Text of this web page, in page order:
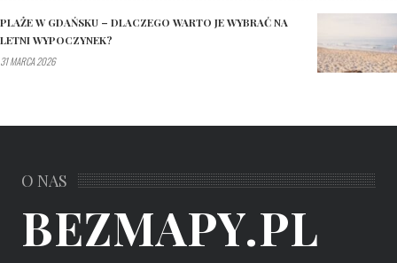
PLAŻE W GDAŃSKU – DLACZEGO WARTO JE WYBRAĆ NA
LETNI WYPOCZYNEK?
31 MARCA 2026
O NAS
BEZMAPY.PL